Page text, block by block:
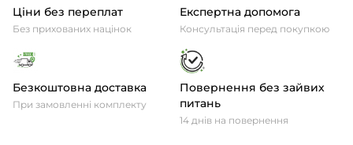
Ціни без переплат
Без прихованих націнок
Експертна допомога
Консультація перед покупкою
Безкоштовна доставка
При замовленні комплекту
Повернення без зайвих
питань
14 днів на повернення